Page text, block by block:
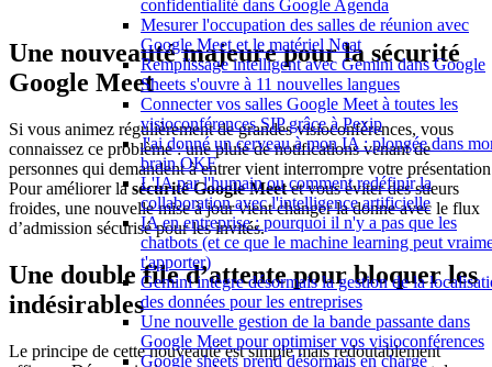
confidentialité dans Google Agenda
Mesurer l'occupation des salles de réunion avec
Google Meet et le matériel Neat
Remplissage intelligent avec Gemini dans Google
Sheets s'ouvre à 11 nouvelles langues
Connecter vos salles Google Meet à toutes les
visioconférences SIP grâce à Pexip
J'ai donné un cerveau à mon IA : plongée dans
brain OKF
L'IA par l'humain ou comment redéfinir la
collaboration avec l'intelligence artificielle
IA en entreprise : pourquoi il n'y a pas que les
chatbots (et ce que le machine learning peut
t'apporter)
Gemini intègre désormais la gestion de la
des données pour les entreprises
Une nouvelle gestion de la bande passante dans
Google Meet pour optimiser vos visioconférences
Google sheets prend désormais en charge
Une nouveauté majeure pour la sécurité
Google Meet
Si vous animez régulièrement de grandes visioconférences, vous
connaissez ce problème : une pluie de notifications venant de
personnes qui demandent à entrer vient interrompre votre
Pour améliorer lasécurité Google Meetet vous éviter des sueurs
froides, une nouvelle mise à jour vient changer la donne avec le flux
d’admission sécurisé pour les invités.
Une double file d’attente pour bloquer les
indésirables
Le principe de cette nouveauté est simple mais redoutablement